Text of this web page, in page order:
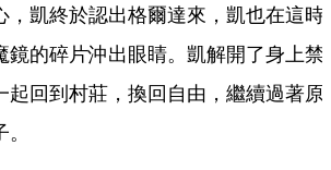
，凱終於認出格爾達來，凱也在這時
鏡的碎片沖出眼睛。凱解開了身上禁
起回到村莊，換回自由，繼續過著原